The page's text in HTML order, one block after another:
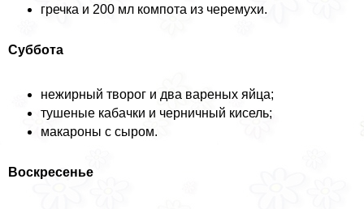
гречка и 200 мл компота из черемухи.
Суббота
нежирный творог и два вареных яйца;
тушеные кабачки и черничный кисель;
макароны с сыром.
Воскресенье